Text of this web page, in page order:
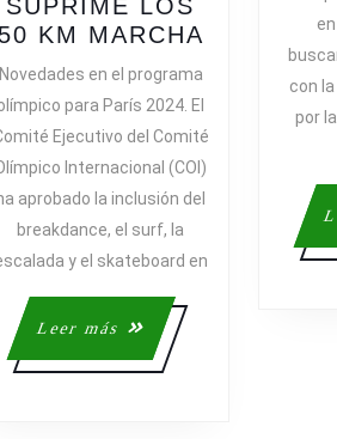
SUPRIME LOS
50 KM MARCHA
ENTRADA
AL
SURF,
LA
Y
Novedades en el programa
para París 2024. El
Ejecutivo del Comité
Internacional (COI)
aprobado la inclusión del
breakdance, el surf, la
y el skateboard en
Leer más
Leer
más
con
por